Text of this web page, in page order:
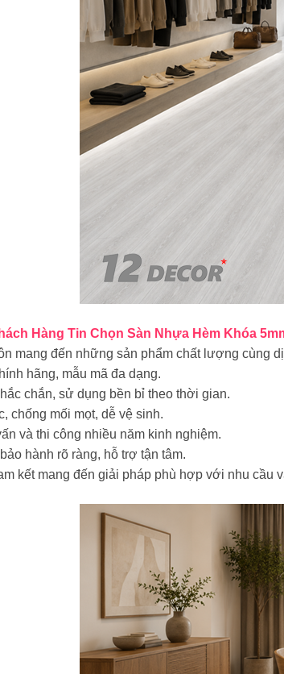
Hàng Tin Chọn Sàn Nhựa Hèm Khóa
mang đến những sản phẩm chất lượng cùng
hãng, mẫu mã đa dạng.
chắn, sử dụng bền bỉ theo thời gian.
chống mối mọt, dễ vệ sinh.
và thi công nhiều năm kinh nghiệm.
hành rõ ràng, hỗ trợ tận tâm.
kết mang đến giải pháp phù hợp với nhu cầu